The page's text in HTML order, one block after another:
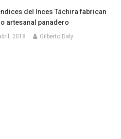
del Inces Táchira fabrican
artesanal panadero
2018 Gilberto Daly